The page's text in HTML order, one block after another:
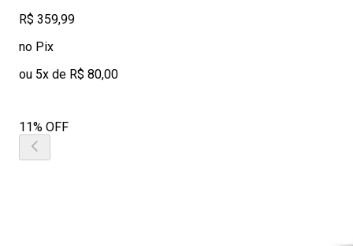
R$ 359,99
no Pix
ou 5x de R$ 80,00
11% OFF